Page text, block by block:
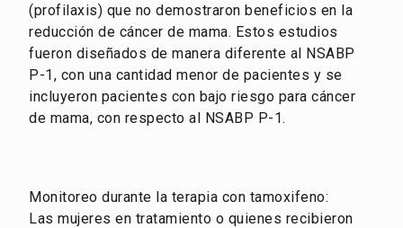
(profilaxis) que no demostraron beneficios en la
reducción de cáncer de mama. Estos estudios
fueron diseñados de manera diferente al NSABP
P-1, con una cantidad menor de pacientes y se
incluyeron pacientes con bajo riesgo para cáncer
de mama, con respecto al NSABP P-1.
Monitoreo durante la terapia con tamoxifeno:
Las mujeres en tratamiento o quienes recibieron